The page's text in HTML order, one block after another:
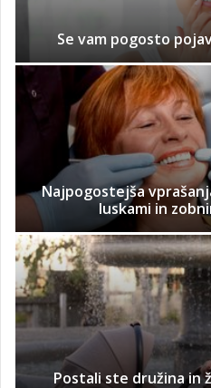
Se vam pogosto
Najpogostejša
luskami in
Postali ste družina in